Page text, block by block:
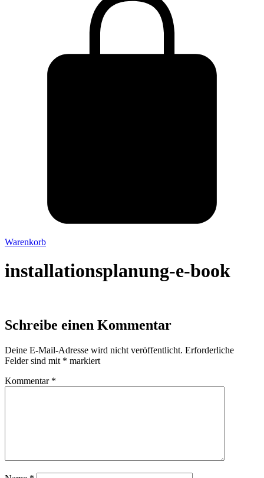
Warenkorb
installationsplanung-e-book
Schreibe einen Kommentar
Deine E-Mail-Adresse wird nicht veröffentlicht. Erforderliche
Felder sind mit * markiert
Kommentar *